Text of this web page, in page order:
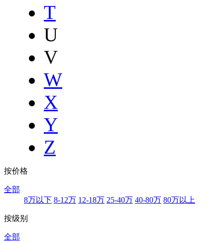
T
U
V
W
X
Y
Z
按价格
全部
8万以下 8-12万 12-18万 25-40万 40-80万 80万以上
按级别
全部